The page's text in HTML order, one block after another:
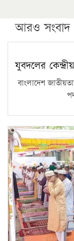
পিএইচডি করছেন
সারা দেশে
কঠোর হচ্ছে
ফরিদগঞ্জে
আরও সংবাদ
যুবদলের
বাংলাদেশ